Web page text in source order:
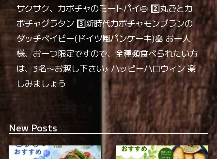
サクサク、カボチャのミートパイ🥧 2️⃣丸ごと️カ
ボチャグラタン 3️⃣新時代カボチャモンブランの
ダッチベイビー(ドイツ風パンケーキ)🥞 お一人
様、お一つ限定ですので、全種類食べられたい方
は、3名〜お越し下さい♪ ハッピーハロウィン 楽
しみましょう
New Posts